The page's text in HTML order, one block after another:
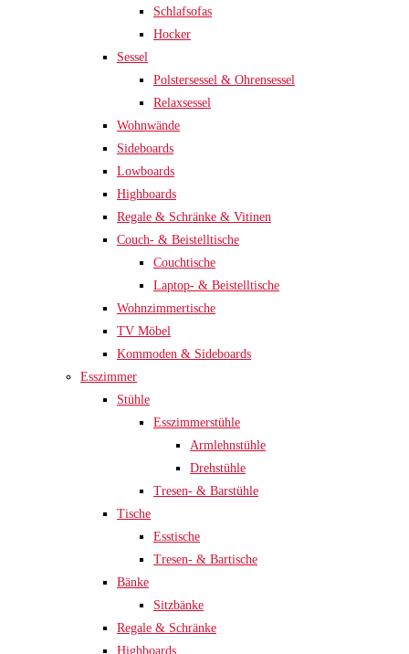
Schlafsofas
Hocker
Sessel
Polstersessel & Ohrensessel
Relaxsessel
Wohnwände
Sideboards
Lowboards
Highboards
Regale & Schränke & Vitinen
Couch- & Beistelltische
Couchtische
Laptop- & Beistelltische
Wohnzimmertische
TV Möbel
Kommoden & Sideboards
Esszimmer
Stühle
Esszimmerstühle
Armlehnstühle
Drehstühle
Tresen- & Barstühle
Tische
Esstische
Tresen- & Bartische
Bänke
Sitzbänke
Regale & Schränke
Highboards